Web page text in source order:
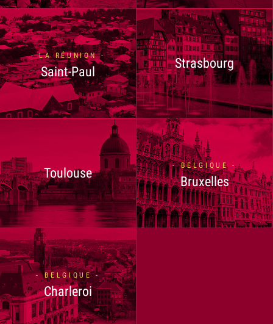
- LA RÉUNION -
Saint-Paul
Strasbourg
Toulouse
- BELGIQUE -
Bruxelles
- BELGIQUE -
Charleroi